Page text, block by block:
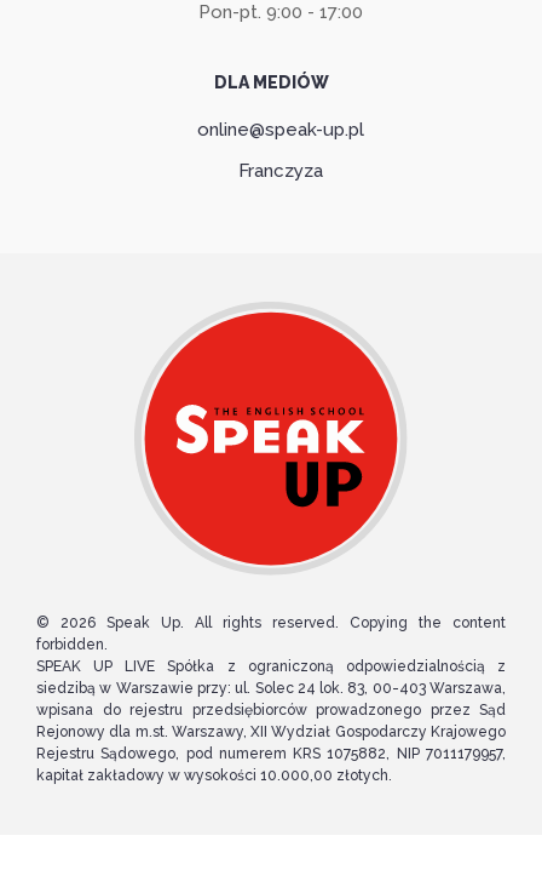
Pon-pt. 9:00 - 17:00
DLA MEDIÓW
online@speak-up.pl
Franczyza
© 2026 Speak Up. All rights reserved. Copying the content
forbidden.
SPEAK UP LIVE Spółka z ograniczoną odpowiedzialnością z
siedzibą w Warszawie przy: ul. Solec 24 lok. 83, 00-403 Warszawa,
wpisana do rejestru przedsiębiorców prowadzonego przez Sąd
Rejonowy dla m.st. Warszawy, XII Wydział Gospodarczy Krajowego
Rejestru Sądowego, pod numerem KRS 1075882, NIP 7011179957,
kapitał zakładowy w wysokości 10.000,00 złotych.